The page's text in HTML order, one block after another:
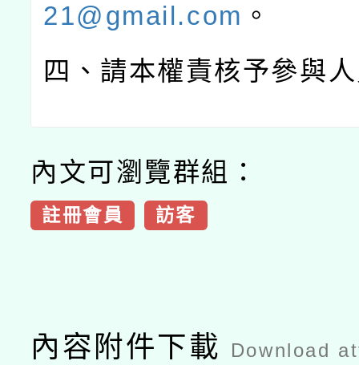
21@gmail.com 。
四、請本權責核予參與
內文可瀏覽群組：
註冊會員 訪客
內容附件下載 Download